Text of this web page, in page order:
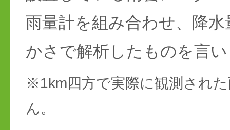
雨量計を組み合わせ、降
かさで解析したものを言
※1km四方で実際に観測され
ん。